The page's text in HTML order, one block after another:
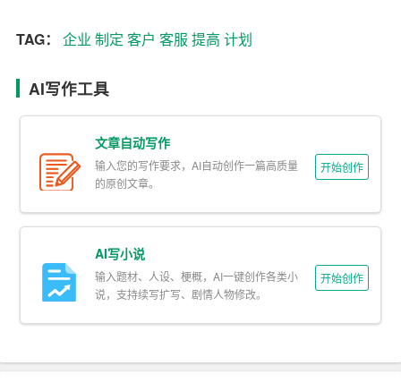
户需求，为客户提供个性化服务，可以增强客户对企业的
5. 促进业务发展：良好的客服工作计划有助于挖掘客户潜
二、制定和实施客服工作计划的策略
服工作的长远目标和阶段性目标，确保客服工作计划与企
业整体发展相适应。
2. 深入了解客户需求：通过市场调查、客户访谈、数据分
析等方法，深入了解客户需求，为制定客服工作计划提供
TAG： 企业 制定 客户 客服 提高 计划
AI写作工具
文章自动写作
输入您的写作要求，AI自动创作一篇高质量
的原创文章。
开始创作
AI写小说
输入题材、人设、梗概，AI一键创作各类小
说，支持续写扩写、剧情人物修改。
开始创作